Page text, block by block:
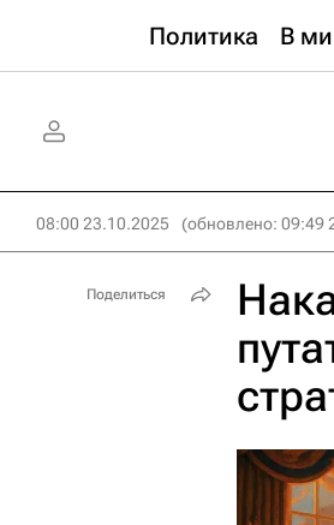
Политика В
08:00 23.10.2025 (обновлено: 09:49
Поделиться